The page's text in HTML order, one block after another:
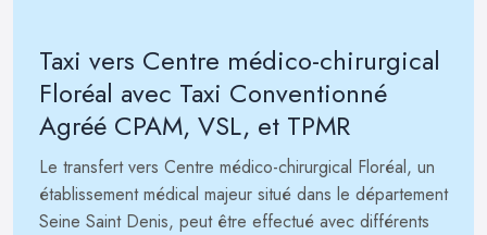
Taxi vers Centre médico-chirurgical
Floréal avec Taxi Conventionné
Agréé CPAM, VSL, et TPMR
Le transfert vers Centre médico-chirurgical Floréal, un
établissement médical majeur situé dans le département
Seine Saint Denis, peut être effectué avec différents